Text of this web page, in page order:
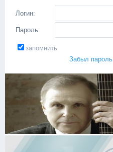
Логин:
Пароль:
запомнить
Забыл пароль